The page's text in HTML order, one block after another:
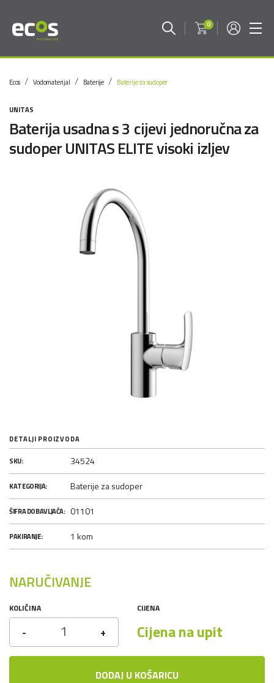
0
Ecos Vodomaterijal Baterije Baterije za sudoper
UNITAS
Baterija usadna s 3 cijevi jednoručna za
sudoper UNITAS ELITE visoki izljev
DETALJI PROIZVODA
SKU: 34524
KATEGORIJA: Baterije za sudoper
ŠIFRA DOBAVLJAČA: 01101
PAKIRANJE: 1 kom
NARUČIVANJE
KOLIČINA
- +
CIJENA
Cijena na upit
DODAJ U KOŠARICU